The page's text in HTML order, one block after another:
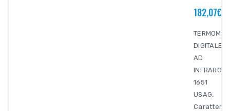
182,07€
DIGITALE
AD
1651
USAG.